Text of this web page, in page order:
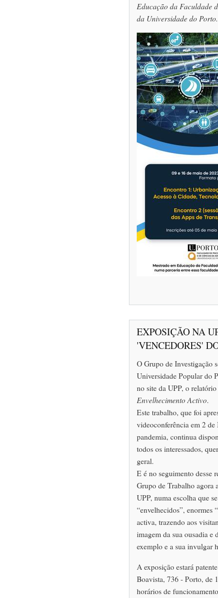
Educação da Faculdade
da Universidade do Porto.
EXPOSIÇÃO NA
'VENCEDORES'
O Grupo de Investigação
Universidade Popular do
no site da UPP, o relatório
Envelhecimento Activo.
Este trabalho, que foi
videoconferência em 2
pandemia, continua
todos os interessados,
geral.
E é no seguimento desse
Grupo de Trabalho agora
UPP, numa escolha que
“envelhecidos”, enormes
activa, trazendo aos
imagem da sua ousadia e
exemplo e a sua invulgar
A exposição estará
Boavista, 736 - Porto, de
horários de